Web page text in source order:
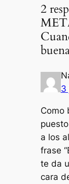
2
3
Como
a los
frase
te da
cara